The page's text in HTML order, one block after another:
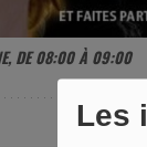
Les
DE 08:00 À 09:00